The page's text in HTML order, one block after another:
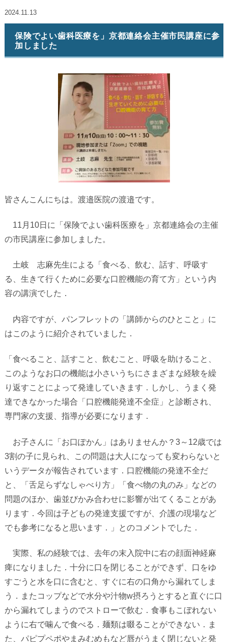
2024.11.13
保険でよい歯科医療を」京都連絡会主催市民講座に参
加しました
皆さんこんにちは。渡邉医院の渡邉です。
11月10日に「保険でよい歯科医療を」京都連絡会の主催
の市民講座に参加しました。
土岐 志麻先生による「食べる、飲む、話す、呼吸す
る、生きて行くために必要な口腔機能の育て方」という内
容の講演でした．
内容ですが、パンフレットの「講師からのひとこと」に
はこのように紹介されていました．
「食べること、話すこと、飲むこと、呼吸を助けること、
このようなお口の機能は小さいうちにさまざまな経験を繰
り返すことによって発達していきます．しかし、うまく発
達できなかった場合「口腔機能発達不全症」と診断され、
専門家の支援、指導が必要になります．
お子さんに「お口ぽかん」はありませんか？3～12歳では
3割の子に見られ、この問題は大人になっても変わらないと
いうデータが報告されています．口腔機能の発達不全だ
と、「舌足らずなしゃべり方」「食べ物の丸のみ」などの
問題のほか、歯並びかみ合わせに影響が出てくることがあ
ります．今回は子どもの発達支援ですが、介護の現場など
でも参考になると思います．」とのコメントでした．
実際、私の経験では、去年の末入院中に右の顔面神経麻
痺になりました．十分に口を閉じることができず、口をゆ
すごうと水を口に含むと、すぐに右の口角から漏れてしま
う．またコップなどで水分や汁物w摂ろうとすると直ぐに口
から漏れてしまうのでストローで飲む．食事もこぼれない
ように右で噛んで食べる．麺類は啜ることができない．ま
た、パピプペポやまみむめもなど唇がうまく閉じないと発